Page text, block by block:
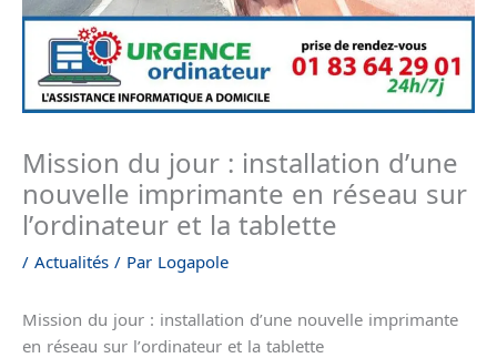
Mission du jour : installation d’une
nouvelle imprimante en réseau sur
l’ordinateur et la tablette
/ Actualités / Par Logapole
Mission du jour : installation d’une nouvelle imprimante
en réseau sur l’ordinateur et la tablette